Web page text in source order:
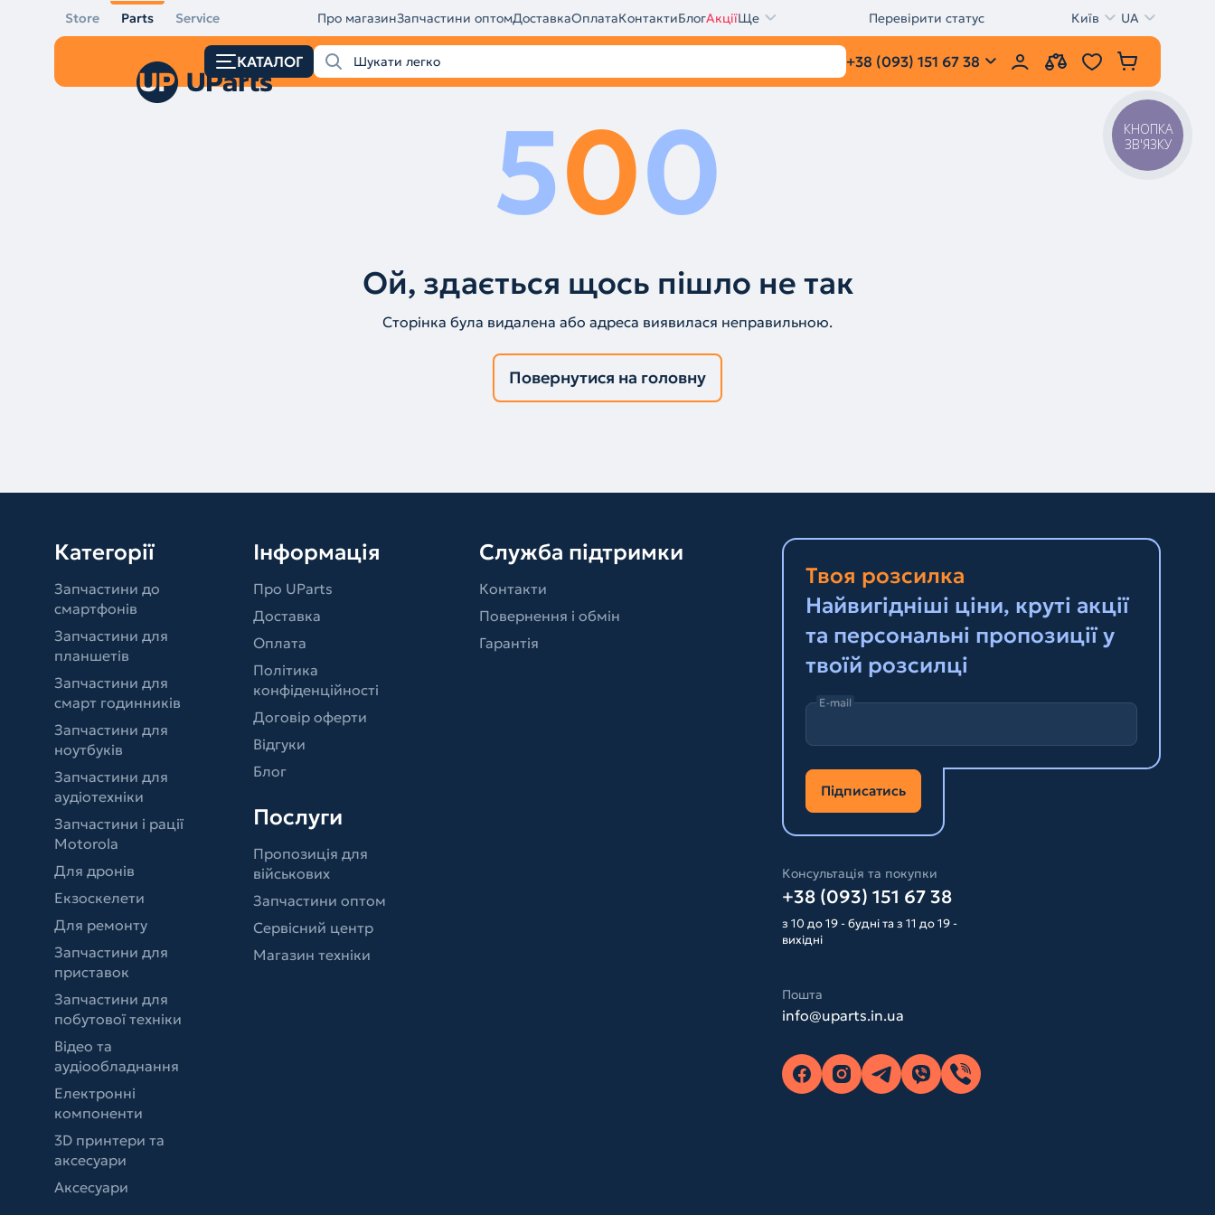
Store Parts Service Про магазинЗапчастини оптомДоставкаОплатаКонтактиБлогАкціїЩе Перевірити статус Київ UA
КАТАЛОГ +38 (093) 151 67 38
500
Ой, здається щось пішло не так
Сторінка була видалена або адреса виявилася неправильною.
Повернутися на головну
Категорії
Запчастини до
смартфонів
Запчастини для
планшетів
Запчастини для
смарт годинників
Запчастини для
ноутбуків
Запчастини для
аудіотехніки
Запчастини і рації
Motorola
Для дронів
Екзоскелети
Для ремонту
Запчастини для
приставок
Запчастини для
побутової техніки
Відео та
аудіообладнання
Електронні
компоненти
3D принтери та
аксесуари
Аксесуари
Інформація
Про UParts
Доставка
Оплата
Політика
конфіденційності
Договір оферти
Відгуки
Блог
Послуги
Пропозиція для
військових
Запчастини оптом
Сервісний центр
Магазин техніки
Служба підтримки
Контакти
Повернення і обмін
Гарантія
Твоя розсилка
Найвигідніші ціни, круті акції
та персональні пропозиції у
твоїй розсилці
E-mail
Підписатись
Консультація та покупки
+38 (093) 151 67 38
з 10 до 19 - будні та з 11 до 19 -
вихідні
Пошта
info@uparts.in.ua
КНОПКА
ЗВ'ЯЗКУ